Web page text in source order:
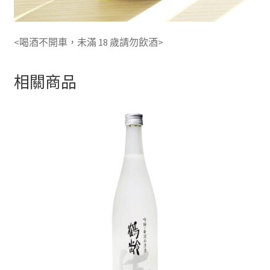
<喝酒不開車，未滿 18 歲請勿飲酒>
相關商品